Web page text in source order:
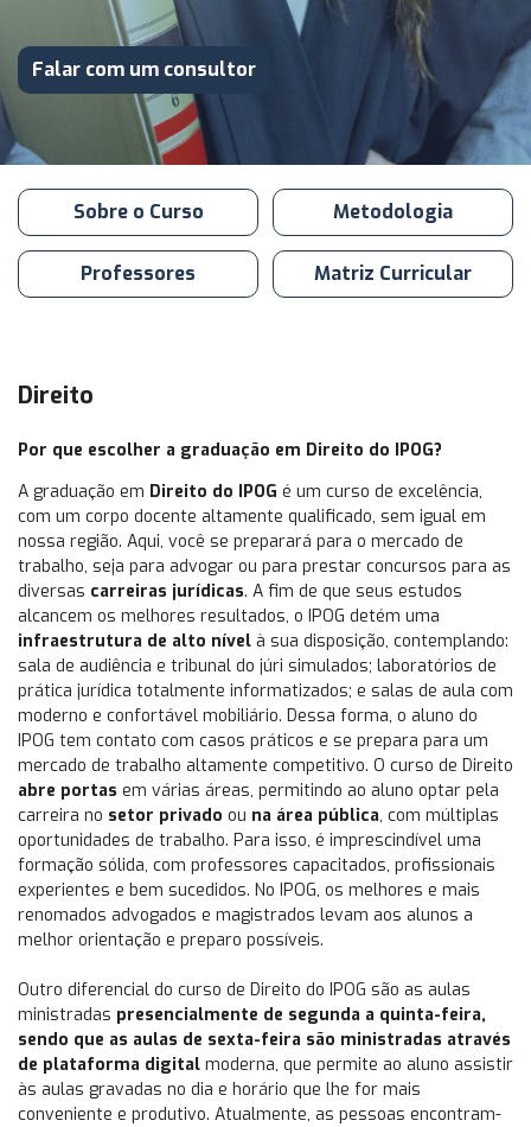
Falar com um consultor
Sobre o Curso Metodologia
Professores Matriz Curricular
Direito
Por que escolher a graduação em Direito do IPOG?
A graduação em Direito do IPOG é um curso de excelência,
com um corpo docente altamente qualificado, sem igual em
nossa região. Aqui, você se preparará para o mercado de
trabalho, seja para advogar ou para prestar concursos para as
diversas carreiras jurídicas. A fim de que seus estudos
alcancem os melhores resultados, o IPOG detém uma
infraestrutura de alto nível à sua disposição, contemplando:
sala de audiência e tribunal do júri simulados; laboratórios de
prática jurídica totalmente informatizados; e salas de aula com
moderno e confortável mobiliário. Dessa forma, o aluno do
IPOG tem contato com casos práticos e se prepara para um
mercado de trabalho altamente competitivo. O curso de Direito
abre portas em várias áreas, permitindo ao aluno optar pela
carreira no setor privado ou na área pública, com múltiplas
oportunidades de trabalho. Para isso, é imprescindível uma
formação sólida, com professores capacitados, profissionais
experientes e bem sucedidos. No IPOG, os melhores e mais
renomados advogados e magistrados levam aos alunos a
melhor orientação e preparo possíveis.
Outro diferencial do curso de Direito do IPOG são as aulas
ministradas presencialmente de segunda a quinta-feira,
sendo que as aulas de sexta-feira são ministradas através
de plataforma digital moderna, que permite ao aluno assistir
às aulas gravadas no dia e horário que lhe for mais
conveniente e produtivo. Atualmente, as pessoas encontram-